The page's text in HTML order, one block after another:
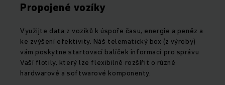
Propojené vozíky
Využijte data z vozíků k úspoře času, energie a peněz a
ke zvýšení efektivity. Náš telematický box (z výroby)
vám poskytne startovací balíček informací pro správu
Vaší flotily, který lze flexibilně rozšířit o různé
hardwarové a softwarové komponenty.